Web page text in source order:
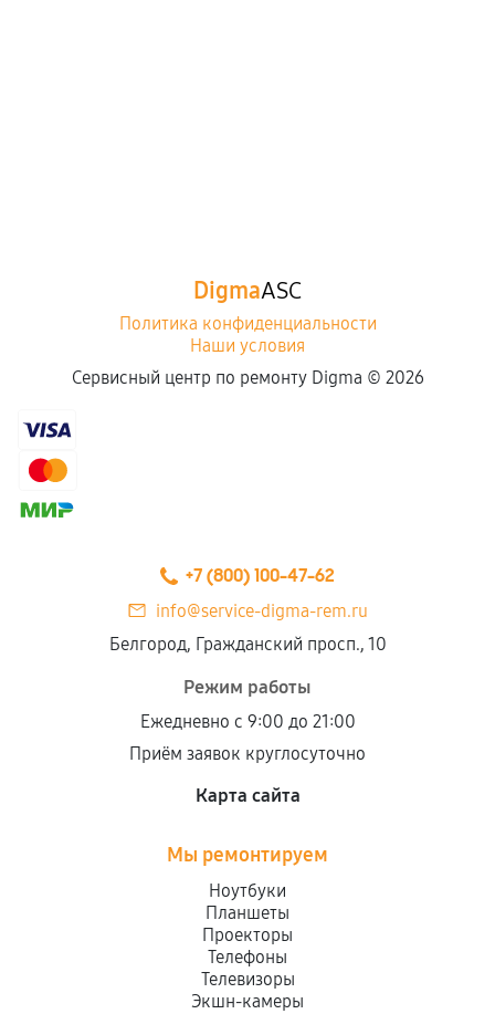
DigmaASC
Политика конфиденциальности
Наши условия
Сервисный центр по ремонту Digma © 2026
+7 (800) 100-47-62
info@service-digma-rem.ru
Белгород, Гражданский просп., 10
Режим работы
Ежедневно с 9:00 до 21:00
Приём заявок круглосуточно
Карта сайта
Мы ремонтируем
Ноутбуки
Планшеты
Проекторы
Телефоны
Телевизоры
Экшн-камеры